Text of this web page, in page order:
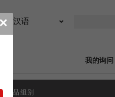
我的询问
产品组别